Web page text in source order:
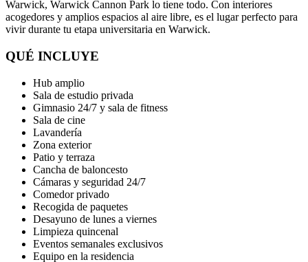
Warwick, Warwick Cannon Park lo tiene todo. Con interiores
acogedores y amplios espacios al aire libre, es el lugar perfecto para
vivir durante tu etapa universitaria en Warwick.
QUÉ INCLUYE
Hub amplio
Sala de estudio privada
Gimnasio 24/7 y sala de fitness
Sala de cine
Lavandería
Zona exterior
Patio y terraza
Cancha de baloncesto
Cámaras y seguridad 24/7
Comedor privado
Recogida de paquetes
Desayuno de lunes a viernes
Limpieza quincenal
Eventos semanales exclusivos
Equipo en la residencia